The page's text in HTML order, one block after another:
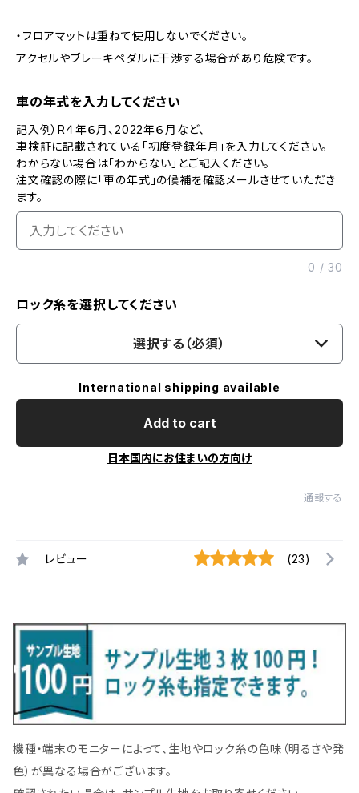
・フロアマットは重ねて使用しないでください。
アクセルやブレーキペダルに干渉する場合があり危険です。
車の年式を入力してください
記入例）R４年６月、2022年６月など、
車検証に記載されている「初度登録年月」を入力してください。
わからない場合は「わからない」とご記入ください。
注文確認の際に「車の年式」の候補を確認メールさせていただき
ます。
0 /30
ロック糸を選択してください
選択する（必須）
International shipping available
Add to cart
日本国内にお住まいの方向け
通報する
レビュー (23)
機種・端末のモニターによって、生地やロック糸の色味（明るさや発
色）が異なる場合がございます。